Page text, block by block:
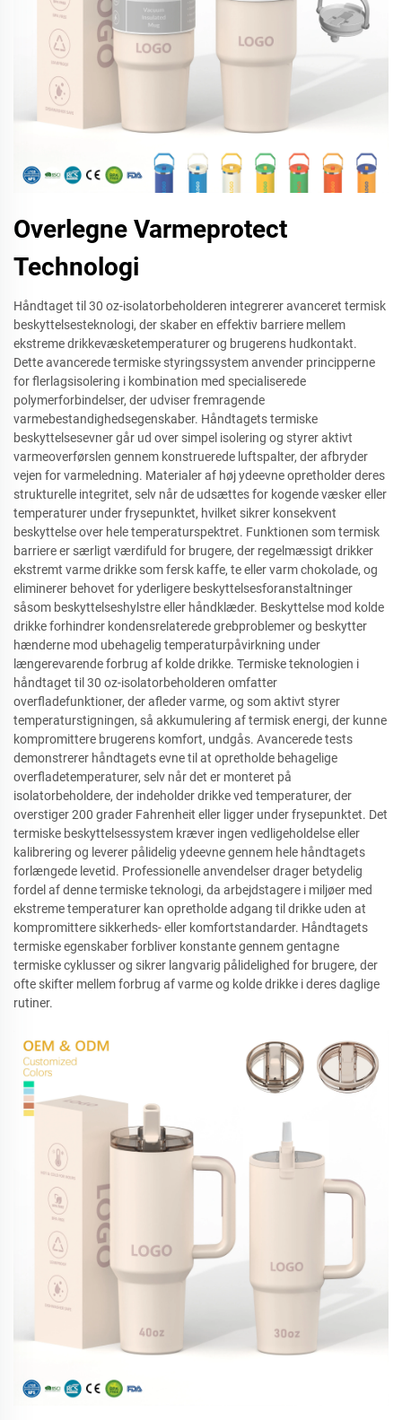
Overlegne Varmeprotect
Technologi
Håndtaget til 30 oz-isolatorbeholderen integrerer avanceret termisk
beskyttelsesteknologi, der skaber en effektiv barriere mellem
ekstreme drikkevæsketemperaturer og brugerens hudkontakt.
Dette avancerede termiske styringssystem anvender principperne
for flerlagsisolering i kombination med specialiserede
polymerforbindelser, der udviser fremragende
varmebestandighedsegenskaber. Håndtagets termiske
beskyttelsesevner går ud over simpel isolering og styrer aktivt
varmeoverførslen gennem konstruerede luftspalter, der afbryder
vejen for varmeledning. Materialer af høj ydeevne opretholder deres
strukturelle integritet, selv når de udsættes for kogende væsker eller
temperaturer under frysepunktet, hvilket sikrer konsekvent
beskyttelse over hele temperaturspektret. Funktionen som termisk
barriere er særligt værdifuld for brugere, der regelmæssigt drikker
ekstremt varme drikke som fersk kaffe, te eller varm chokolade, og
eliminerer behovet for yderligere beskyttelsesforanstaltninger
såsom beskyttelseshylstre eller håndklæder. Beskyttelse mod kolde
drikke forhindrer kondensrelaterede grebproblemer og beskytter
hænderne mod ubehagelig temperaturpåvirkning under
længerevarende forbrug af kolde drikke. Termiske teknologien i
håndtaget til 30 oz-isolatorbeholderen omfatter
overfladefunktioner, der afleder varme, og som aktivt styrer
temperaturstigningen, så akkumulering af termisk energi, der kunne
kompromittere brugerens komfort, undgås. Avancerede tests
demonstrerer håndtagets evne til at opretholde behagelige
overfladetemperaturer, selv når det er monteret på
isolatorbeholdere, der indeholder drikke ved temperaturer, der
overstiger 200 grader Fahrenheit eller ligger under frysepunktet. Det
termiske beskyttelsessystem kræver ingen vedligeholdelse eller
kalibrering og leverer pålidelig ydeevne gennem hele håndtagets
forlængede levetid. Professionelle anvendelser drager betydelig
fordel af denne termiske teknologi, da arbejdstagere i miljøer med
ekstreme temperaturer kan opretholde adgang til drikke uden at
kompromittere sikkerheds- eller komfortstandarder. Håndtagets
termiske egenskaber forbliver konstante gennem gentagne
termiske cyklusser og sikrer langvarig pålidelighed for brugere, der
ofte skifter mellem forbrug af varme og kolde drikke i deres daglige
rutiner.